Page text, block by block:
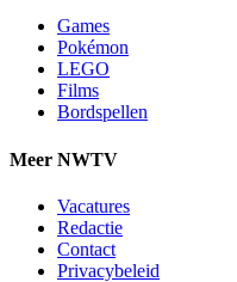
Games
Pokémon
LEGO
Films
Bordspellen
Meer NWTV
Vacatures
Redactie
Contact
Privacybeleid